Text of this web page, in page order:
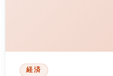
経済